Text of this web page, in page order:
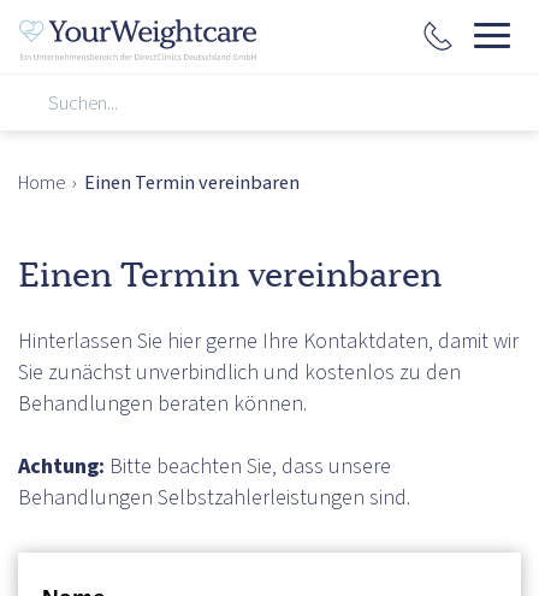
Home › Einen Termin vereinbaren
Einen Termin vereinbaren
Hinterlassen Sie hier gerne Ihre Kontaktdaten, damit wir
Sie zunächst unverbindlich und kostenlos zu den
Behandlungen beraten können.
Achtung: Bitte beachten Sie, dass unsere
Behandlungen Selbstzahlerleistungen sind.